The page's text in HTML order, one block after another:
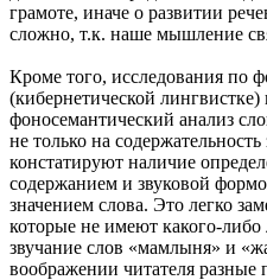
грамоте, иначе о развитии
сложно, т.к. наше мышление
Кроме того, исследования по
(кибернетической
фоносемантический анализ
не только на
констатируют наличие
содержанием и звуковой
значением слова. Это легко
которые не имеют какого-либо
звучание слов «мамлыня» и
воображении читателя разные